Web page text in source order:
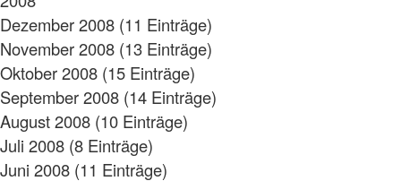
Dezember 2008 (11 Einträge)
November 2008 (13 Einträge)
Oktober 2008 (15 Einträge)
September 2008 (14 Einträge)
August 2008 (10 Einträge)
Juli 2008 (8 Einträge)
Juni 2008 (11 Einträge)